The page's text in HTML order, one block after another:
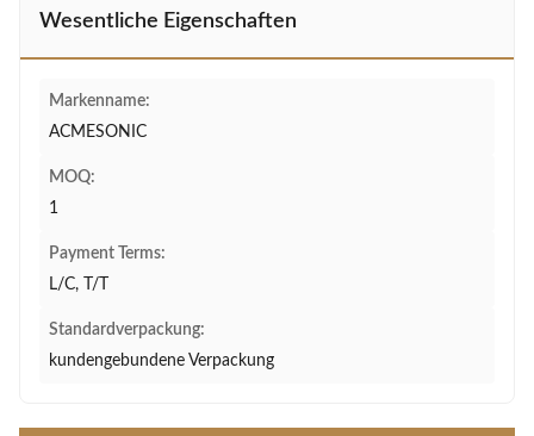
Wesentliche Eigenschaften
Markenname:
ACMESONIC
MOQ:
1
Payment Terms:
L/C, T/T
Standardverpackung:
kundengebundene Verpackung